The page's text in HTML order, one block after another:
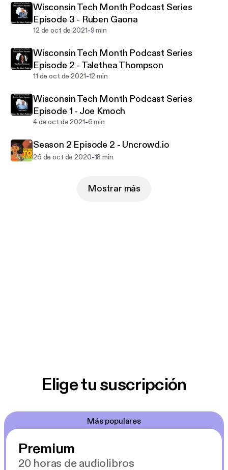
t
Wisconsin Tech Month Podcast Series
Episode 3 - Ruben Gaona
12 de oct de 2021-9 min
Wisconsin Tech Month Podcast Series
Episode 2 - Talethea Thompson
11 de oct de 2021-12 min
Wisconsin Tech Month Podcast Series
Episode 1 - Joe Kmoch
4 de oct de 2021-6 min
Season 2 Episode 2 - Uncrowd.io
26 de oct de 2020-18 min
Mostrar más
Elige tu suscripción
Más populares
Premium
20 horas de audiolibros